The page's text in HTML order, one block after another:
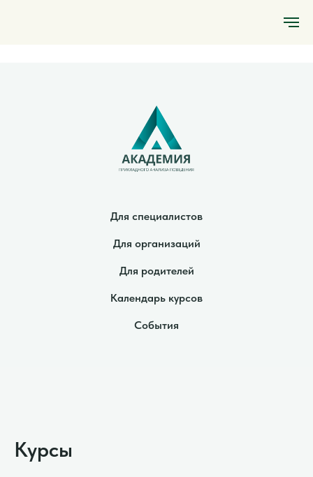
Для специалистов
Для организаций
Для родителей
Календарь курсов
События
Курсы